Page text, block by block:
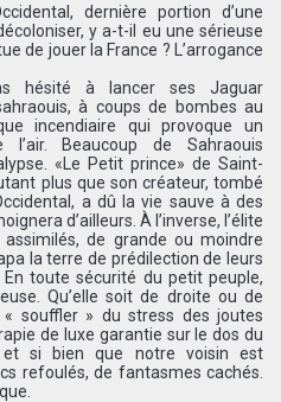
dernière portion d’une
y a-t-il eu une sérieuse
de jouer la France ? L’arrogance
hésité à lancer ses Jaguar
à coups de bombes au
incendiaire qui provoque un
l’air. Beaucoup de Sahraouis
«Le Petit prince» de Saint-
plus que son créateur, tombé
a dû la vie sauve à des
d’ailleurs. À l’inverse, l’élite
de grande ou moindre
la terre de prédilection de leurs
toute sécurité du petit peuple,
Qu’elle soit de droite ou de
« souffler » du stress des joutes
de luxe garantie sur le dos du
et si bien que notre voisin est
refoulés, de fantasmes cachés.